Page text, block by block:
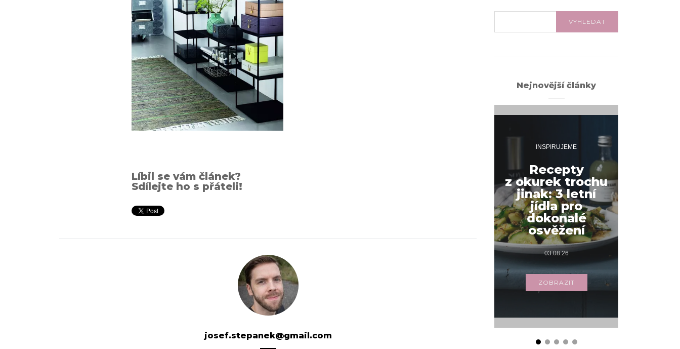
Líbil se vám článek?
Sdílejte ho s přáteli!
josef.stepanek@gmail.com
VYHLEDAT
Nejnovější články
INSPIRUJEME
Recepty
z okurek trochu
jinak: 3 letní
jídla pro
dokonalé
osvěžení
03.08.26
ZOBRAZIT